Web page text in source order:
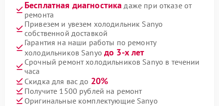
Бесплатная диагностика даже при отказе от
ремонта
Привезем и увезем холодильник Sanyo
собственной доставкой
Гарантия на наши работы по ремонту
холодильников Sanyoдо 3-х лет
Срочный ремонт холодильников Sanyo в течении
часа
Скидка для вас до 20%
Получите 1500 рублей на ремонт
Оригинальные комплектующие Sanyo